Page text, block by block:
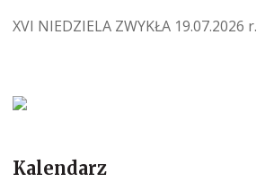
XVI NIEDZIELA ZWYKŁA 19.07.2026 r.
Kalendarz